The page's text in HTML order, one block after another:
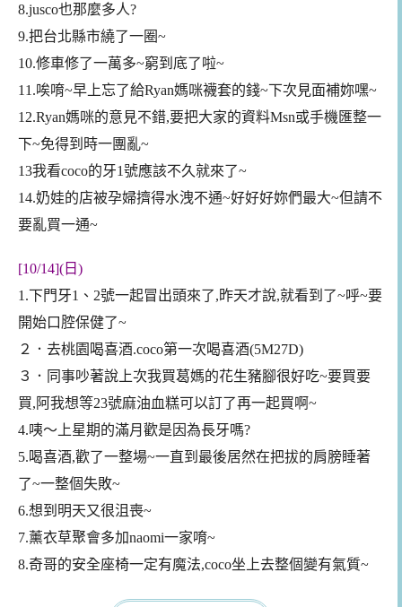
8.jusco也那麼多人?
9.把台北縣市繞了一圈~
10.修車修了一萬多~窮到底了啦~
11.唉唷~早上忘了給Ryan媽咪襪套的錢~下次見面補妳嘿~
12.Ryan媽咪的意見不錯,要把大家的資料Msn或手機匯整一
下~免得到時一團亂~
13我看coco的牙1號應該不久就來了~
14.奶娃的店被孕婦擠得水洩不通~好好好妳們最大~但請不
要亂買一通~
[10/14](日)
1.下門牙1、2號一起冒出頭來了,昨天才說,就看到了~呼~要
開始口腔保健了~
２．去桃園喝喜酒.coco第一次喝喜酒(5M27D)
３．同事吵著說上次我買葛媽的花生豬腳很好吃~要買要
買,阿我想等23號麻油血糕可以訂了再一起買啊~
4.咦～上星期的滿月歡是因為長牙嗎?
5.喝喜酒,歡了一整場~一直到最後居然在把拔的肩膀睡著
了~一整個失敗~
6.想到明天又很沮喪~
7.薰衣草聚會多加naomi一家唷~
8.奇哥的安全座椅一定有魔法,coco坐上去整個變有氣質~